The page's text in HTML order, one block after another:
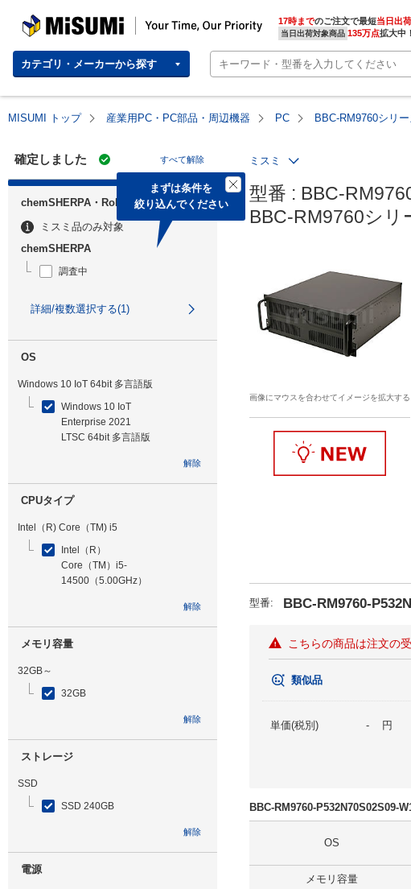
MISUMI | Your Time, Our Priority 17時までのご注文で最短当日出荷
当日出荷対象商品 135万点拡大中！
カテゴリ・メーカーから探す
MISUMI トップ 産業用PC・PC部品・周辺機器 PC BBC-RM9760シリ
確定しました すべて解除
まずは条件を
絞り込んでください
chemSHERPA・RoHS
ミスミ品のみ対象
chemSHERPA
調査中
詳細/複数選択する(1)
OS
Windows 10 IoT 64bit 多言語版
Windows 10 IoT
Enterprise 2021
LTSC 64bit 多言語版
解除
CPUタイプ
Intel（R) Core（TM) i5
Intel（R）
Core（TM）i5-
14500（5.00GHz）
解除
メモリ容量
32GB～
32GB
解除
ストレージ
SSD
SSD 240GB
解除
電源
ミスミ
型番 : BBC-
BBC-RM9760シ
画像にマウスを合わせてイメージを拡大する
型番: BBC-RM9760-
こちらの商品は注文の
類似品
単価(税別) - 円
BBC-RM9760-P532N70S02S09-
OS
メモリ容量